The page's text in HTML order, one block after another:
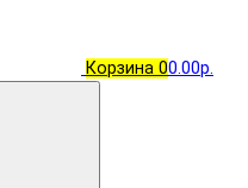
Корзина 00.00р.